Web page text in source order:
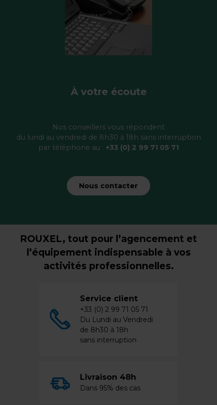
À votre écoute
Nos conseillers vous répondent
du lundi au vendredi de 8h30 à 18h sans interruption
par téléphone au : +33 (0) 2 99 71 05 71
Nous contacter
ROUXEL, tout pour l’agencement et
l’équipement indispensable à vos
activités professionnelles.
Service client
+33 (0) 2 99 71 05 71
Du Lundi au Vendredi
de 8h30 à 18h
sans interruption
Livraison 48h
Dans 95% des cas